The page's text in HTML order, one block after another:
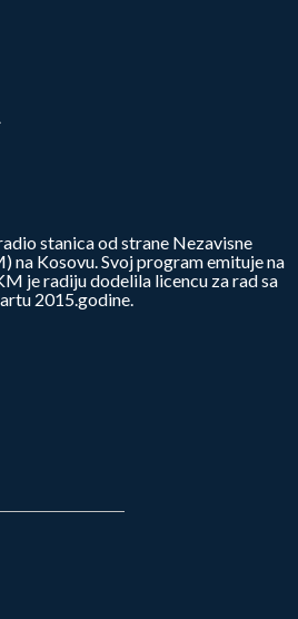
stanica od strane Nezavisne
na Kosovu. Svoj program emituje na
je radiju dodelila licencu za rad sa
2015.godine.